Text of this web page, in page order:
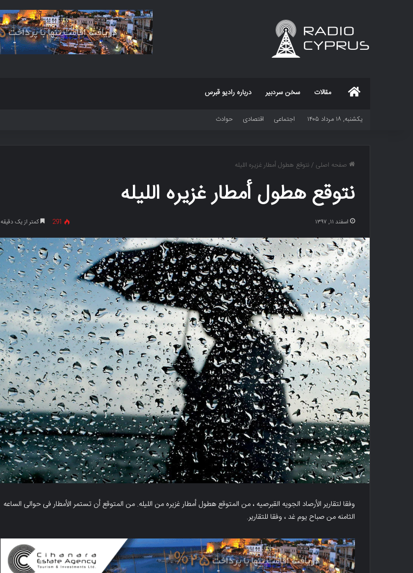
خانه مقالات سخن سردبیر درباره رادیو قبرس
یکشنبه, ۱۸ مرداد ۱۴۰۵ اجتماعی اقتصادی حوادث
صفحه اصلی /نتوقع هطول أمطار غزیره اللیله
نتوقع هطول أمطار غزیره اللیله
اسفند ۱۱, ۱۳۹۷ 291 کمتر از یک دقیقه
وفقا لتقاریر الأرصاد الجویه القبرصیه ، من المتوقع هطول أمطار غزیره من اللیله. من المتوقع أن تستمر الأمطار فی حوالی الساعه
الثامنه من صباح یوم غد ، وفقا للتقاریر.